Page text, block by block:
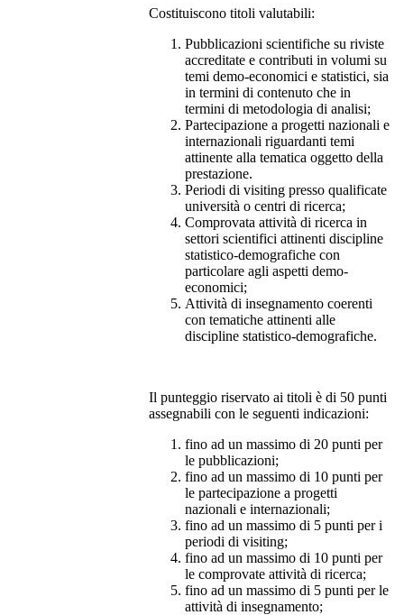
Costituiscono titoli valutabili:
Pubblicazioni scientifiche su riviste
accreditate e contributi in volumi su
temi demo-economici e statistici, sia
in termini di contenuto che in
termini di metodologia di analisi;
Partecipazione a progetti nazionali e
internazionali riguardanti temi
attinente alla tematica oggetto della
prestazione.
Periodi di visiting presso qualificate
università o centri di ricerca;
Comprovata attività di ricerca in
settori scientifici attinenti discipline
statistico-demografiche con
particolare agli aspetti demo-
economici;
Attività di insegnamento coerenti
con tematiche attinenti alle
discipline statistico-demografiche.
Il punteggio riservato ai titoli è di 50 punti
assegnabili con le seguenti indicazioni:
fino ad un massimo di 20 punti per
le pubblicazioni;
fino ad un massimo di 10 punti per
le partecipazione a progetti
nazionali e internazionali;
fino ad un massimo di 5 punti per i
periodi di visiting;
fino ad un massimo di 10 punti per
le comprovate attività di ricerca;
fino ad un massimo di 5 punti per le
attività di insegnamento;